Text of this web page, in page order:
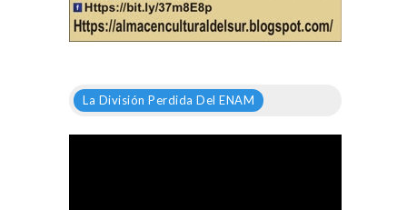
La División Perdida Del ENAM